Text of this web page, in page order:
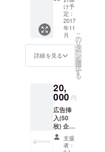
了承く
ださ
い。
ヤーを
通して
いま
す。 画
像はサ
で天然
石(合成
写真の
物とは
異なり
ます。
桐箱に
入れて
発送し
ます ア
(濃い青
色～藍
色に緑
の模様)
シーブ
ルーカ
ルセド
ルー
ムーン
ストー
ン(半透
明の乳
白色に
傾ける
と青い
のリ
ターン
です。
もし利
用され
る場合
はロゴ
マーク
や屋号
データ
をお願
いしま
す。 も
し特定
の商品
に使用
して欲
け予
定：
2017
年11
月
詳細を見る
こ
の
リ
タ
ー
ン
を
選
択
す
る
20,
000 円
広告挿
入(50
枚) 企業
さんや
店舗経
支援
者：